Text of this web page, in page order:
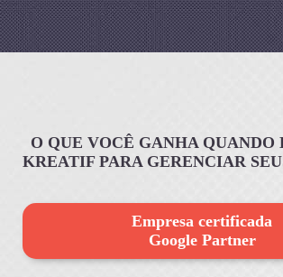
O QUE VOCÊ GANHA QUANDO
KREATIF PARA GERENCIAR
Empresa certificada
Google Partner